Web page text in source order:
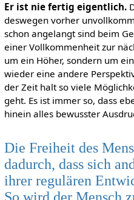
Er ist nie fertig eigentlich.
deswegen vorher
schon angelangt sind beim
einer Vollkommenheit zur
um ein Höher, sondern um
wieder eine andere
der Zeit halt so viele
geht. Es ist immer so, dass
hinein alles bewusster
Die Freiheit des
dadurch, dass sich
ihrer regulären
So wird der Mensch